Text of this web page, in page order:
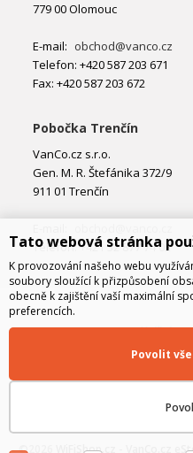
779 00 Olomouc
E-mail: obchod@vanco.cz
Telefon: +420 587 203 671
Fax: +420 587 203 672
Pobočka Trenčín
VanCo.cz s.r.o.
Gen. M. R. Štefánika 372/9
911 01 Trenčín
Telefon: +421 32 877 74 02
©2026 WiFiShop.cz - VanCo.cz
Tato webová stránka
K provozování našeho webu
soubory sloužící k přizpůsobení
obecně k zajištění vaší maximální
preferencích.
Povolit